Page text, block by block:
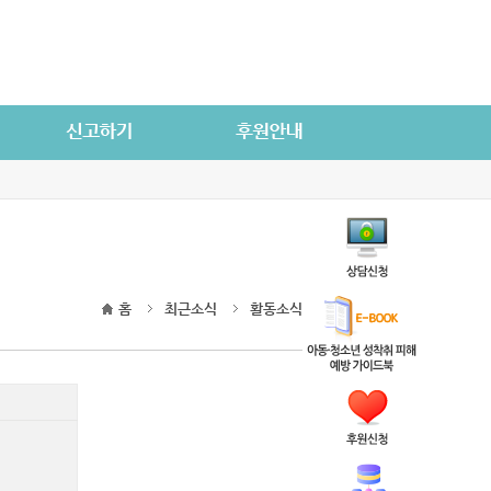
홈 최근소식 활동소식